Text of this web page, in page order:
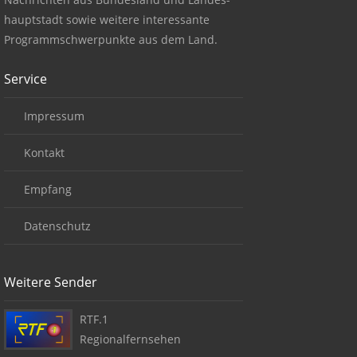
hauptstadt sowie weitere interessante
Programmschwerpunkte aus dem Land.
Service
Impressum
Kontakt
Empfang
Datenschutz
Weitere Sender
RTF.1
Regionalfernsehen